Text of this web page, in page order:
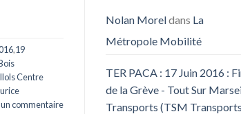
,19
Centre
commentaire
Nolan Moreldans La
Métropole Mobilité
TER PACA : 17 Juin 2016 :
de la Grève - Tout Sur
Transports (TSM